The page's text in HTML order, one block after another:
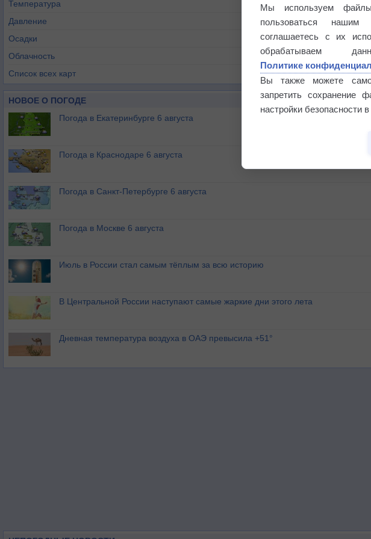
Температура
Давление
Осадки
Облачность
Список всех карт
НОВОЕ О ПОГОДЕ
Погода в Екатеринбурге 6 августа
Погода в Краснодаре 6 августа
Погода в Санкт-Петербурге 6 августа
Погода в Москве 6 августа
Июль в России стал самым тёплым за всю историю
В Центральной России наступают самые жаркие дни этого лета
Дневная температура воздуха в ОАЭ превысила +51°
Мы используем
пользоваться
соглашаетесь с их
обрабатываем
Политике
Вы также можете
запретить сохранение
настройки безопасности